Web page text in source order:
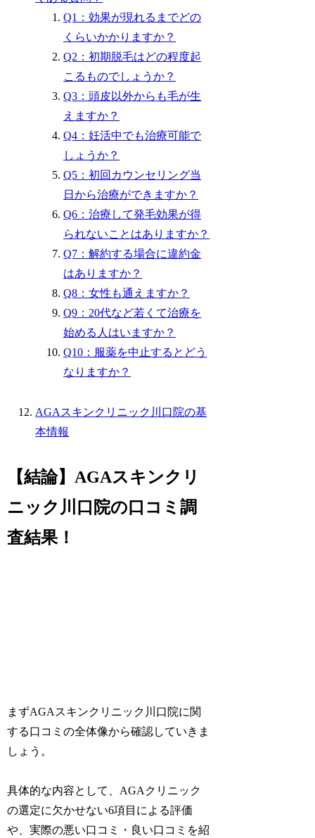
Q1：効果が現れるまでどの
くらいかかりますか？
Q2：初期脱毛はどの程度起
こるものでしょうか？
Q3：頭皮以外からも毛が生
えますか？
Q4：妊活中でも治療可能で
しょうか？
Q5：初回カウンセリング当
日から治療ができますか？
Q6：治療して発⽑効果が得
られないことはありますか？
Q7：解約する場合に違約金
はありますか？
Q8：女性も通えますか？
Q9：20代など若くて治療を
始める人はいますか？
Q10：服薬を中止するとどう
なりますか？
AGAスキンクリニック川口院の基
本情報
【結論】AGAスキンクリ
ニック川口院の口コミ調
査結果！
まずAGAスキンクリニック川口院に関
する口コミの全体像から確認していきま
しょう。
具体的な内容として、AGAクリニック
の選定に欠かせない6項目による評価
や、実際の悪い口コミ・良い口コミを紹